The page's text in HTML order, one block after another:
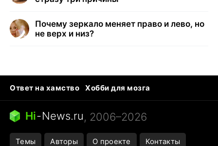
Почему зеркало меняет право и лево, но
не верх и низ?
Ответ на хамство
Хобби для мозга
Бензин 100 vs 95
Тунцы в океанариуме
Следующая пандемия
Hi-News.ru, 2006–2026
Темы Авторы О проекте Контакты